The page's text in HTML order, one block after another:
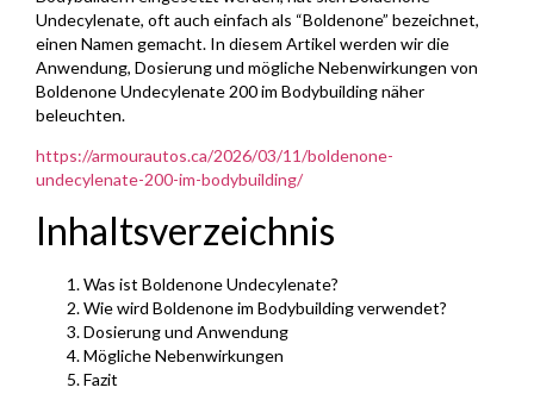
Undecylenate, oft auch einfach als “Boldenone” bezeichnet,
einen Namen gemacht. In diesem Artikel werden wir die
Anwendung, Dosierung und mögliche Nebenwirkungen von
Boldenone Undecylenate 200 im Bodybuilding näher
beleuchten.
https://armourautos.ca/2026/03/11/boldenone-
undecylenate-200-im-bodybuilding/
Inhaltsverzeichnis
Was ist Boldenone Undecylenate?
Wie wird Boldenone im Bodybuilding verwendet?
Dosierung und Anwendung
Mögliche Nebenwirkungen
Fazit